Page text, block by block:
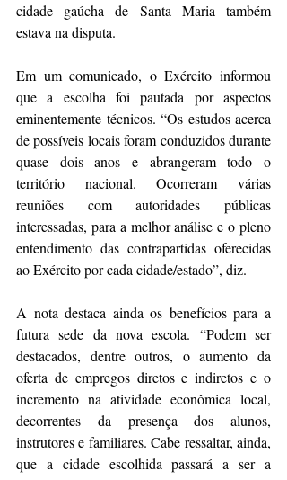
cidade gaúcha de Santa Maria também
estava na disputa.
Em um comunicado, o Exército informou
que a escolha foi pautada por aspectos
eminentemente técnicos. “Os estudos acerca
de possíveis locais foram conduzidos durante
quase dois anos e abrangeram todo o
território nacional. Ocorreram várias
reuniões com autoridades públicas
interessadas, para a melhor análise e o pleno
entendimento das contrapartidas oferecidas
ao Exército por cada cidade/estado”, diz.
A nota destaca ainda os benefícios para a
futura sede da nova escola. “Podem ser
destacados, dentre outros, o aumento da
oferta de empregos diretos e indiretos e o
incremento na atividade econômica local,
decorrentes da presença dos alunos,
instrutores e familiares. Cabe ressaltar, ainda,
que a cidade escolhida passará a ser a